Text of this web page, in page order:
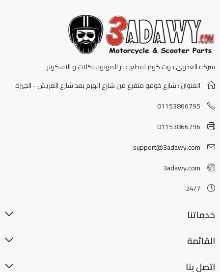
شركة العدوي دوت كوم لقطع غيار الموتوسيكلات و الاسكوتر
العنوان : شارع خوفو متفرع من شارع الهرم بعد شارع العريش - الجيزة
01153866795
01153866796
support@3adawy.com
3adawy.com
24/7
خدماتنا
القائمة
اتصل بنا